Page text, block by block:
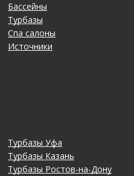
Бассейны
Турбазы
Спа салоны
Источники
Турбазы Уфа
Турбазы Казань
Турбазы Ростов-на-Дону